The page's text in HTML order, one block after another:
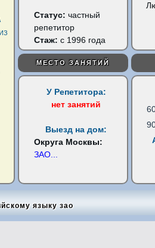
Статус:частный
репетитор
Стаж: с 1996 года
МЕСТО ЗАНЯТИЙ
У Репетитора:
нет занятий
Выезд на дом:
Округа Москвы:
ЗАО
языку зао